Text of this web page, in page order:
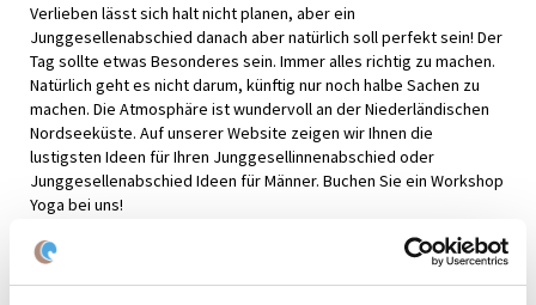
Verlieben lässt sich halt nicht planen, aber ein
Junggesellenabschied danach aber natürlich soll perfekt sein! Der
Tag sollte etwas Besonderes sein. Immer alles richtig zu machen.
Natürlich geht es nicht darum, künftig nur noch halbe Sachen zu
machen. Die Atmosphäre ist wundervoll an der Niederländischen
Nordseeküste. Auf unserer Website zeigen wir Ihnen die
lustigsten Ideen für Ihren Junggesellinnenabschied oder
Junggesellenabschied Ideen für Männer. Buchen Sie ein Workshop
Yoga bei uns!
Gruppenaktivitäten Holland